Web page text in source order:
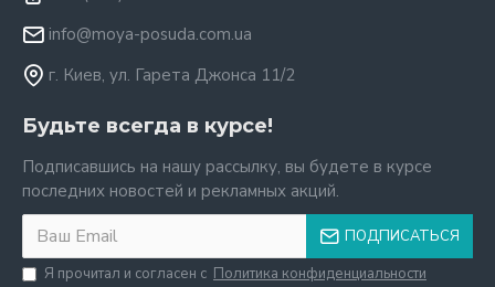
info@moya-posuda.com.ua
г. Киев, ул. Гарета Джонса 11/2
Будьте всегда в курсе!
Подписавшись на нашу рассылку, вы будете в курсе
последних новостей и рекламных акций.
ПОДПИСАТЬСЯ
Я прочитал и согласен с Политика конфиденциальности